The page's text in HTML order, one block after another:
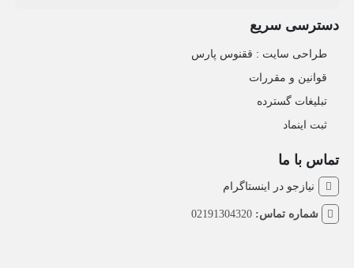
دسترسی سریع
طراحی سایت :‌ ققنوس پارس
قوانین و مقررات
تبلیغات گسترده
ثبت اینماد
تماس با ما
نیازجو در اینستاگرام
شماره تماس:02191304320